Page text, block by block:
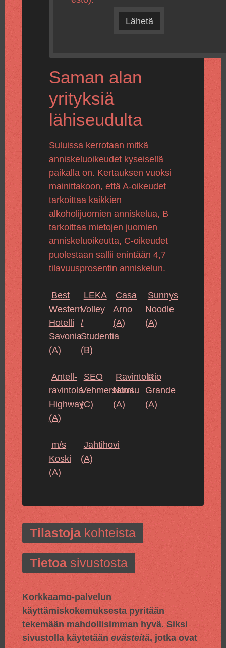
Lähetä
Saman alan
yrityksiä
lähiseudulta
Suluissa kerrotaan mitkä
anniskeluoikeudet kyseisellä
paikalla on. Kertauksen vuoksi
mainittakoon, että A-oikeudet
tarkoittaa kaikkien
alkoholijuomien anniskelua, B
tarkoittaa mietojen juomien
anniskeluoikeutta, C-oikeudet
puolestaan sallii enintään 4,7
tilavuusprosentin anniskelun.
Best
Western
Hotelli
Savonia
(A)
LEKA
Volley
/
Studentia
(B)
Casa
Arno
(A)
Sunnys
Noodle
(A)
Antell-
ravintola
Highway
(A)
SEO
Vehmersalmi
(C)
Ravintola
Nousu
(A)
Rio
Grande
(A)
m/s
Koski
(A)
Jahtihovi
(A)
Tilastojakohteista
Tietoasivustosta
Korkkaamo-palvelun
käyttämiskokemuksesta pyritään
tekemään mahdollisimman hyvä. Siksi
sivustolla käytetään evästeitä, jotka ovat